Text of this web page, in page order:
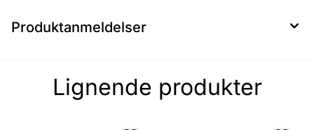
Produktanmeldelser
Lignende produkter